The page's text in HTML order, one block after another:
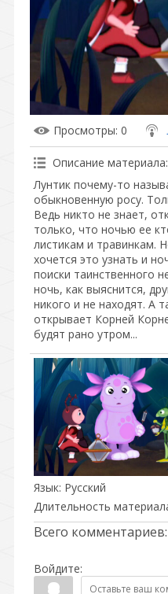
Просмотры: 0
Описание материала:
Лунтик почему-то
обыкновенную росу.
Ведь никто не знает,
только, что ночью ее
листикам и травинкам.
хочется это узнать и
поиски таинственного
ночь, как выяснится,
никого и не находят. А
открывает Корней
будят рано утром...
Язык: Русский
Длительность
Всего комментариев:
Войдите: